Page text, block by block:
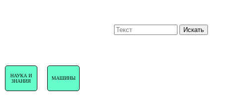
НАУКА И
ЗНАНИЯ
МАШИНЫ
Искать